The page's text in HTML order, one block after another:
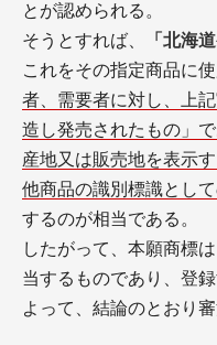
とが認められる。
そうとすれば、
「北海
これをその指定商品に
者、需要者に対し、上
造し発売されたもの」
産地又は販売地を表示
他商品の識別標識とし
するのが相当である。
したがって、本願商標は
当するものであり、登
よって、結論のとおり審